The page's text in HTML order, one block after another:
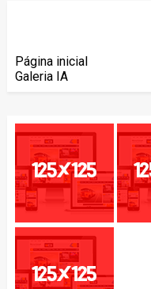
Página inicial
Galeria IA